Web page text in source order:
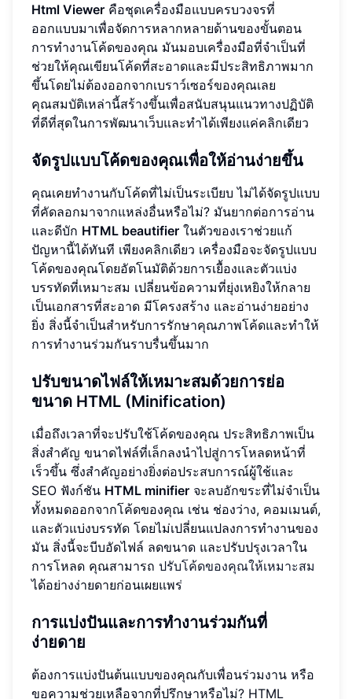
Html Viewer คือชุดเครื่องมือแบบครบวงจรที่
ออกแบบมาเพื่อจัดการหลากหลายด้านของขั้นตอน
การทำงานโค้ดของคุณ มันมอบเครื่องมือที่จำเป็นที่
ช่วยให้คุณเขียนโค้ดที่สะอาดและมีประสิทธิภาพมาก
ขึ้นโดยไม่ต้องออกจากเบราว์เซอร์ของคุณเลย
คุณสมบัติเหล่านี้สร้างขึ้นเพื่อสนับสนุนแนวทางปฏิบัติ
ที่ดีที่สุดในการพัฒนาเว็บและทำได้เพียงแค่คลิกเดียว
จัดรูปแบบโค้ดของคุณเพื่อให้อ่านง่ายขึ้น
คุณเคยทำงานกับโค้ดที่ไม่เป็นระเบียบ ไม่ได้จัดรูปแบบ
ที่คัดลอกมาจากแหล่งอื่นหรือไม่? มันยากต่อการอ่าน
และดีบัก HTML beautifier ในตัวของเราช่วยแก้
ปัญหานี้ได้ทันที เพียงคลิกเดียว เครื่องมือจะจัดรูปแบบ
โค้ดของคุณโดยอัตโนมัติด้วยการเยื้องและตัวแบ่ง
บรรทัดที่เหมาะสม เปลี่ยนข้อความที่ยุ่งเหยิงให้กลาย
เป็นเอกสารที่สะอาด มีโครงสร้าง และอ่านง่ายอย่าง
ยิ่ง สิ่งนี้จำเป็นสำหรับการรักษาคุณภาพโค้ดและทำให้
การทำงานร่วมกันราบรื่นขึ้นมาก
ปรับขนาดไฟล์ให้เหมาะสมด้วยการย่อ
ขนาด HTML (Minification)
เมื่อถึงเวลาที่จะปรับใช้โค้ดของคุณ ประสิทธิภาพเป็น
สิ่งสำคัญ ขนาดไฟล์ที่เล็กลงนำไปสู่การโหลดหน้าที่
เร็วขึ้น ซึ่งสำคัญอย่างยิ่งต่อประสบการณ์ผู้ใช้และ
SEO ฟังก์ชัน HTML minifier จะลบอักขระที่ไม่จำเป็น
ทั้งหมดออกจากโค้ดของคุณ เช่น ช่องว่าง, คอมเมนต์,
และตัวแบ่งบรรทัด โดยไม่เปลี่ยนแปลงการทำงานของ
มัน สิ่งนี้จะบีบอัดไฟล์ ลดขนาด และปรับปรุงเวลาใน
การโหลด คุณสามารถ ปรับโค้ดของคุณให้เหมาะสม
ได้อย่างง่ายดายก่อนเผยแพร่
การแบ่งปันและการทำงานร่วมกันที่
ง่ายดาย
ต้องการแบ่งปันต้นแบบของคุณกับเพื่อนร่วมงาน หรือ
ขอความช่วยเหลือจากที่ปรึกษาหรือไม่? HTML